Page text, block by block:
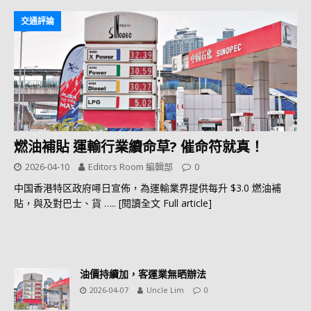
交通評論
燃油補貼 運輸行業續命草? 催命符就真！
2026-04-10 Editors Room 編輯部 0
中国香港特区政府噚日宣佈，為運輸業界提供每升 $3.0 燃油補
貼，與及對巴士、貨 ….. [閱讀全文 Full article]
油價持續加，客運業無晒辦法
2026-04-07 Uncle Lim 0